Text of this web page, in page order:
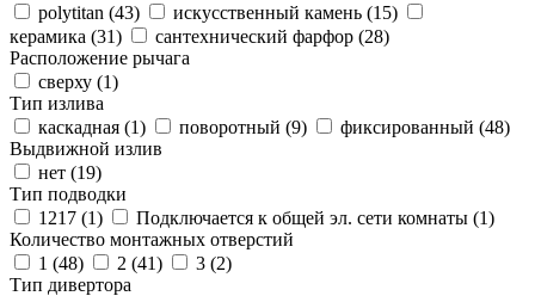
polytitan (43) искусственный камень (15)
керамика (31) сантехнический фарфор (28)
Расположение рычага
сверху (1)
Тип излива
каскадная (1) поворотный (9) фиксированный (48)
Выдвижной излив
нет (19)
Тип подводки
1217 (1) Подключается к общей эл. сети комнаты (1)
Количество монтажных отверстий
1 (48) 2 (41) 3 (2)
Тип дивертора